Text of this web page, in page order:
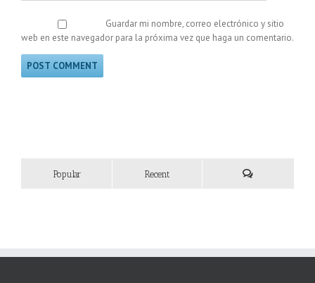
Guardar mi nombre, correo electrónico y sitio
web en este navegador para la próxima vez que haga un comentario.
Popular Recent